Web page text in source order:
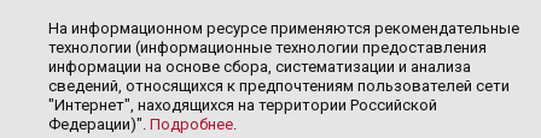
На информационном ресурсе применяются рекомендательные
технологии (информационные технологии предоставления
информации на основе сбора, систематизации и анализа
сведений, относящихся к предпочтениям пользователей сети
"Интернет", находящихся на территории Российской
Федерации)". Подробнее.